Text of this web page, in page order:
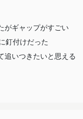
がギャップがすごい
釘付けだった
追いつきたいと思える